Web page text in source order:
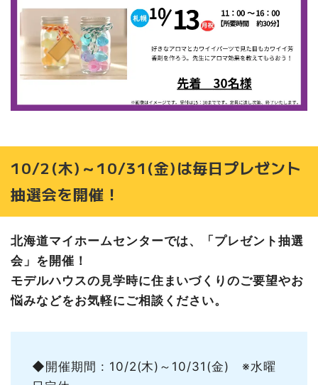
10/2(木)～10/31(金)は毎日プレゼント
抽選会を開催！
北海道マイホームセンターでは、「プレゼント抽選
会」を開催！
モデルハウスの見学時に住まいづくりのご要望やお
悩みなどをお気軽にご相談ください。
◆開催期間 : 10/2(木)～10/31(金) ※水曜